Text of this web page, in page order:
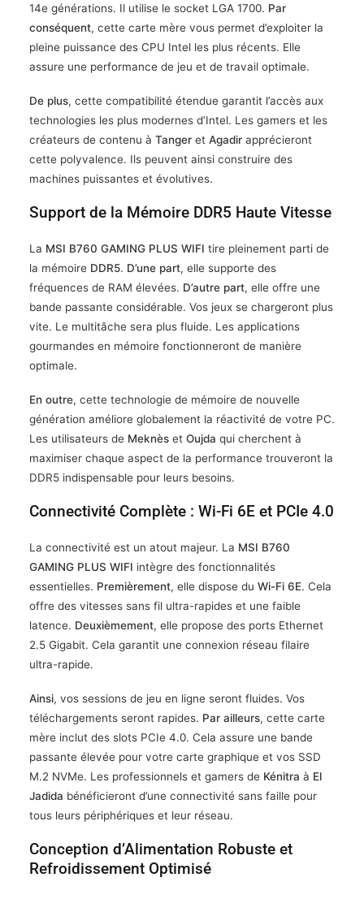
14e générations. Il utilise le socket LGA 1700. Par
conséquent, cette carte mère vous permet d’exploiter la
pleine puissance des CPU Intel les plus récents. Elle
assure une performance de jeu et de travail optimale.
De plus, cette compatibilité étendue garantit l’accès aux
technologies les plus modernes d’Intel. Les gamers et les
créateurs de contenu à Tanger et Agadir apprécieront
cette polyvalence. Ils peuvent ainsi construire des
machines puissantes et évolutives.
Support de la Mémoire DDR5 Haute Vitesse
La MSI B760 GAMING PLUS WIFI tire pleinement parti de
la mémoire DDR5. D’une part, elle supporte des
fréquences de RAM élevées. D’autre part, elle offre une
bande passante considérable. Vos jeux se chargeront plus
vite. Le multitâche sera plus fluide. Les applications
gourmandes en mémoire fonctionneront de manière
optimale.
En outre, cette technologie de mémoire de nouvelle
génération améliore globalement la réactivité de votre PC.
Les utilisateurs de Meknès et Oujda qui cherchent à
maximiser chaque aspect de la performance trouveront la
DDR5 indispensable pour leurs besoins.
Connectivité Complète : Wi-Fi 6E et PCIe 4.0
La connectivité est un atout majeur. La MSI B760
GAMING PLUS WIFI intègre des fonctionnalités
essentielles. Premièrement, elle dispose du Wi-Fi 6E. Cela
offre des vitesses sans fil ultra-rapides et une faible
latence. Deuxièmement, elle propose des ports Ethernet
2.5 Gigabit. Cela garantit une connexion réseau filaire
ultra-rapide.
Ainsi, vos sessions de jeu en ligne seront fluides. Vos
téléchargements seront rapides. Par ailleurs, cette carte
mère inclut des slots PCIe 4.0. Cela assure une bande
passante élevée pour votre carte graphique et vos SSD
M.2 NVMe. Les professionnels et gamers de Kénitra à El
Jadida bénéficieront d’une connectivité sans faille pour
tous leurs périphériques et leur réseau.
Conception d’Alimentation Robuste et
Refroidissement Optimisé